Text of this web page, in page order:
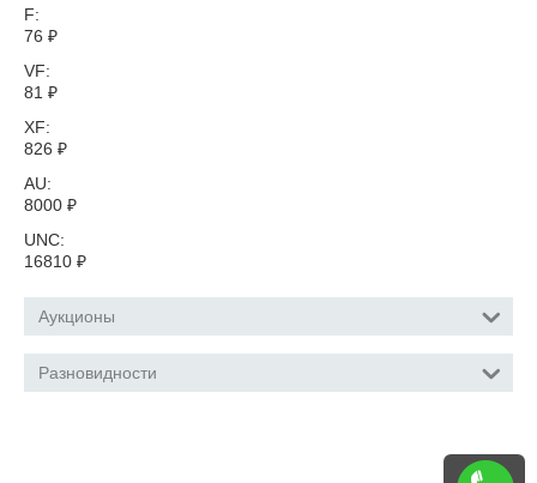
F:
76 ₽
VF:
81 ₽
XF:
826 ₽
AU:
8000 ₽
UNC:
16810 ₽
Аукционы
Разновидности